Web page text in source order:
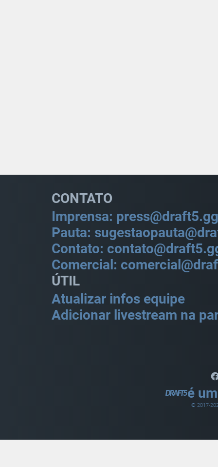
CONTATO
Imprensa: press@draft5.gg
Pauta:
Contato:
Comercial:
ÚTIL
Atualizar infos equipe
Adicionar livestream na
é
© 2017-